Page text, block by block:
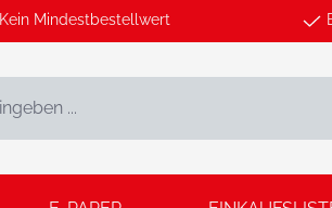
Kein Mindestbestellwert